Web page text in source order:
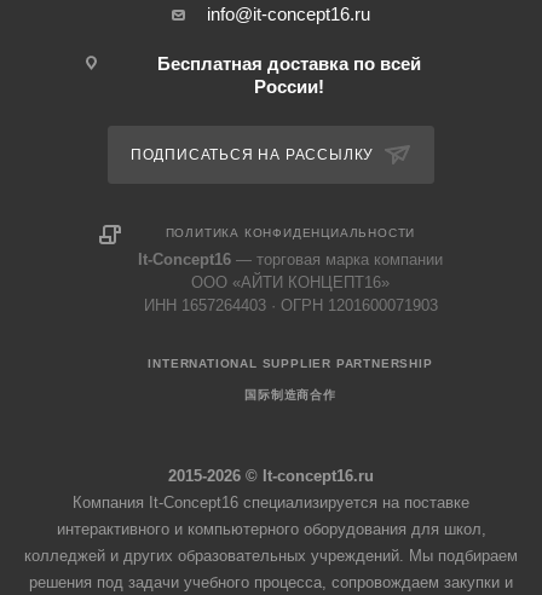
info@it-concept16.ru
Бесплатная доставка по всей
России!
ПОДПИСАТЬСЯ НА РАССЫЛКУ
ПОЛИТИКА КОНФИДЕНЦИАЛЬНОСТИ
It-Concept16 — торговая марка компании
ООО «АЙТИ КОНЦЕПТ16»
ИНН 1657264403 · ОГРН 1201600071903
INTERNATIONAL SUPPLIER PARTNERSHIP
国际制造商合作
2015-2026 © It-concept16.ru
Компания It-Concept16 специализируется на поставке
интерактивного и компьютерного оборудования для школ,
колледжей и других образовательных учреждений. Мы подбираем
решения под задачи учебного процесса, сопровождаем закупки и